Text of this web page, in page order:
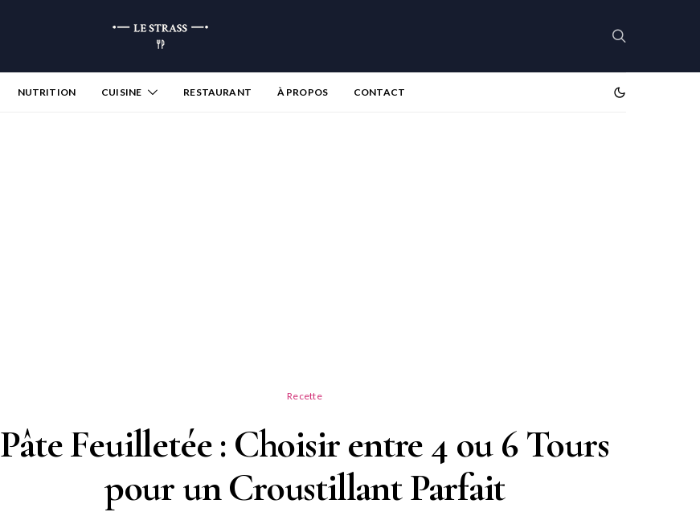
NUTRITION CUISINE RESTAURANT À PROPOS CONTACT
Recette
Pâte Feuilletée : Choisir entre 4 ou 6 Tours
pour un Croustillant Parfait